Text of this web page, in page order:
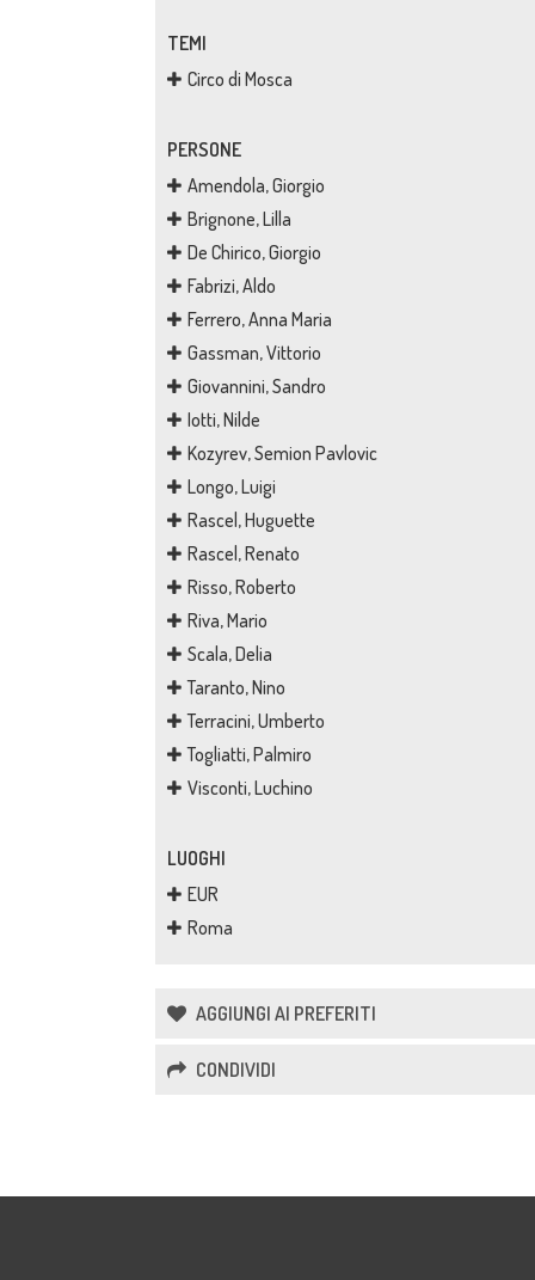
TEMI
Circo di Mosca
PERSONE
Amendola, Giorgio
Brignone, Lilla
De Chirico, Giorgio
Fabrizi, Aldo
Ferrero, Anna Maria
Gassman, Vittorio
Giovannini, Sandro
Iotti, Nilde
Kozyrev, Semion Pavlovic
Longo, Luigi
Rascel, Huguette
Rascel, Renato
Risso, Roberto
Riva, Mario
Scala, Delia
Taranto, Nino
Terracini, Umberto
Togliatti, Palmiro
Visconti, Luchino
LUOGHI
EUR
Roma
AGGIUNGI AI PREFERITI
CONDIVIDI